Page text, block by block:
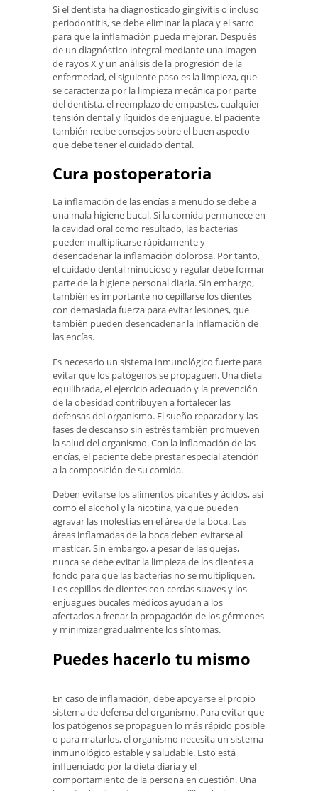
Si el dentista ha diagnosticado gingivitis o incluso
periodontitis, se debe eliminar la placa y el sarro
para que la inflamación pueda mejorar. Después
de un diagnóstico integral mediante una imagen
de rayos X y un análisis de la progresión de la
enfermedad, el siguiente paso es la limpieza, que
se caracteriza por la limpieza mecánica por parte
del dentista, el reemplazo de empastes, cualquier
tensión dental y líquidos de enjuague. El paciente
también recibe consejos sobre el buen aspecto
que debe tener el cuidado dental.
Cura postoperatoria
La inflamación de las encías a menudo se debe a
una mala higiene bucal. Si la comida permanece en
la cavidad oral como resultado, las bacterias
pueden multiplicarse rápidamente y
desencadenar la inflamación dolorosa. Por tanto,
el cuidado dental minucioso y regular debe formar
parte de la higiene personal diaria. Sin embargo,
también es importante no cepillarse los dientes
con demasiada fuerza para evitar lesiones, que
también pueden desencadenar la inflamación de
las encías.
Es necesario un sistema inmunológico fuerte para
evitar que los patógenos se propaguen. Una dieta
equilibrada, el ejercicio adecuado y la prevención
de la obesidad contribuyen a fortalecer las
defensas del organismo. El sueño reparador y las
fases de descanso sin estrés también promueven
la salud del organismo. Con la inflamación de las
encías, el paciente debe prestar especial atención
a la composición de su comida.
Deben evitarse los alimentos picantes y ácidos, así
como el alcohol y la nicotina, ya que pueden
agravar las molestias en el área de la boca. Las
áreas inflamadas de la boca deben evitarse al
masticar. Sin embargo, a pesar de las quejas,
nunca se debe evitar la limpieza de los dientes a
fondo para que las bacterias no se multipliquen.
Los cepillos de dientes con cerdas suaves y los
enjuagues bucales médicos ayudan a los
afectados a frenar la propagación de los gérmenes
y minimizar gradualmente los síntomas.
Puedes hacerlo tu mismo
En caso de inflamación, debe apoyarse el propio
sistema de defensa del organismo. Para evitar que
los patógenos se propaguen lo más rápido posible
o para matarlos, el organismo necesita un sistema
inmunológico estable y saludable. Esto está
influenciado por la dieta diaria y el
comportamiento de la persona en cuestión. Una